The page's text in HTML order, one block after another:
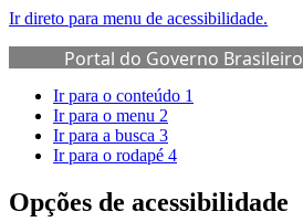
Ir direto para menu de acessibilidade.
Portal do Governo Brasileiro
Ir para o conteúdo 1
Ir para o menu 2
Ir para a busca 3
Ir para o rodapé 4
Opções de acessibilidade